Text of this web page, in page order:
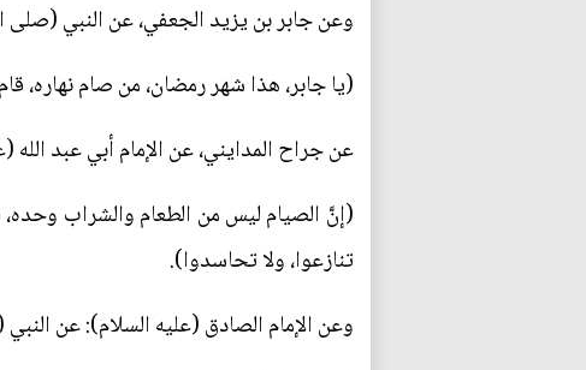
وعن جابر بن يزيد الجعفي، عن النبي (صلى
(يا جابر، هذا شهر رمضان، من صام نهاره،
عن جراح المدايني، عن الإمام أبي عبد الله
(إنَّ الصيام ليس من الطعام والشراب
تنازعوا، ولا تحاسدوا).
وعن الإمام الصادق (عليه السلام): عن